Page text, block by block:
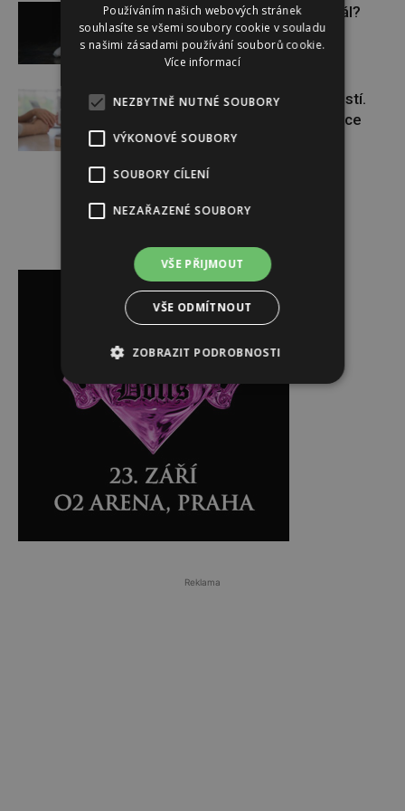
Budou se vraždit malé děti dál?
Těhotenství není samozřejmostí.
Pomáhá asistovaná reprodukce
Reklama
Reklama
Používáním našich webových stránek
souhlasíte se všemi soubory cookie v souladu
s našimi zásadami používání souborů cookie.
Více informací
NEZBYTNĚ NUTNÉ SOUBORY
VÝKONOVÉ SOUBORY
SOUBORY CÍLENÍ
NEZAŘAZENÉ SOUBORY
VŠE PŘIJMOUT
VŠE ODMÍTNOUT
ZOBRAZIT PODROBNOSTI